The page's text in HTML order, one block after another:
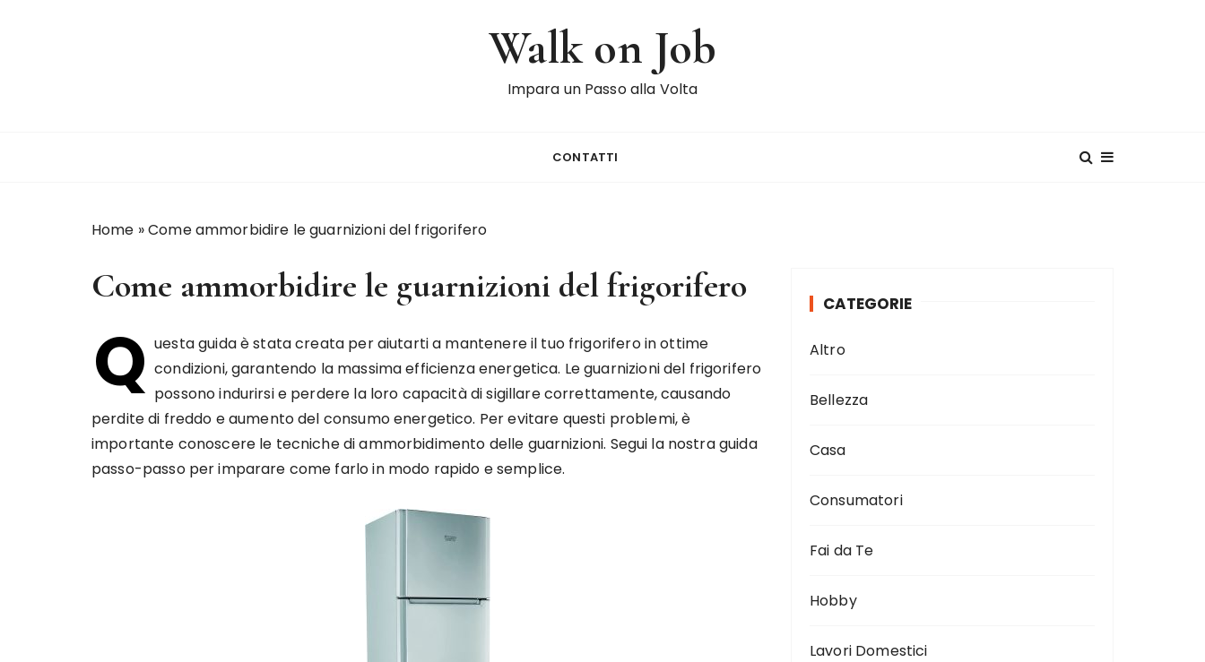
Walk on Job
Impara un Passo alla Volta
CONTATTI
Home »Come ammorbidire le guarnizioni del frigorifero
Come ammorbidire le guarnizioni del frigorifero
Q uesta guida è stata creata per aiutarti a mantenere il tuo frigorifero in ottime
condizioni, garantendo la massima efficienza energetica. Le guarnizioni del frigorifero
possono indurirsi e perdere la loro capacità di sigillare correttamente, causando
perdite di freddo e aumento del consumo energetico. Per evitare questi problemi, è
importante conoscere le tecniche di ammorbidimento delle guarnizioni. Segui la nostra guida
passo-passo per imparare come farlo in modo rapido e semplice.
CATEGORIE
Altro
Bellezza
Casa
Consumatori
Fai da Te
Hobby
Lavori Domestici